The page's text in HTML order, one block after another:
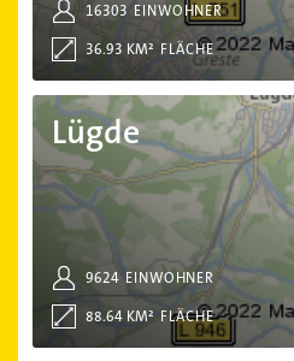
EINWOHNER
16303
FLÄCHE
36.93 KM²
Lügde
EINWOHNER
9624
FLÄCHE
88.64 KM²
Lügde